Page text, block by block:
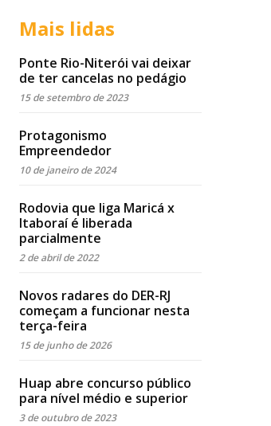
Mais lidas
Ponte Rio-Niterói vai deixar
de ter cancelas no pedágio
15 de setembro de 2023
Protagonismo
Empreendedor
10 de janeiro de 2024
Rodovia que liga Maricá x
Itaboraí é liberada
parcialmente
2 de abril de 2022
Novos radares do DER-RJ
começam a funcionar nesta
terça-feira
15 de junho de 2026
Huap abre concurso público
para nível médio e superior
3 de outubro de 2023